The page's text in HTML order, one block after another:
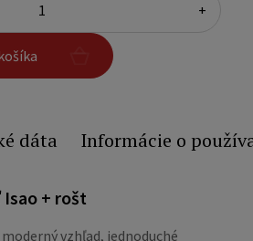
+
dáta Informácie o
+ rošt
vzhľad, jednoduché